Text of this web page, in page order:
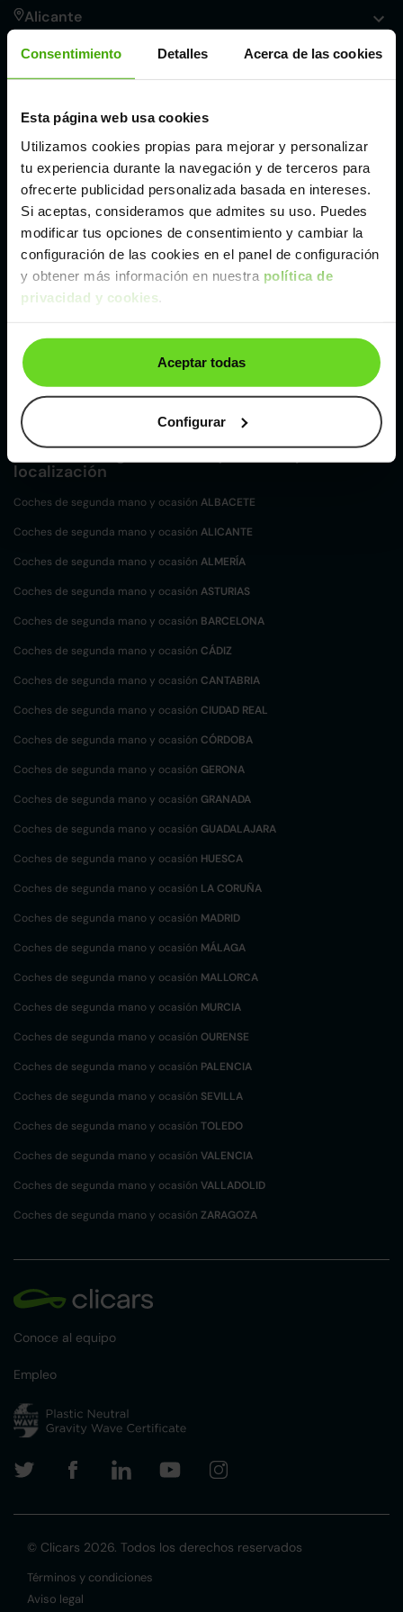
Consentimiento Detalles Acerca de las cookies
Esta página web usa cookies
Utilizamos cookies propias para mejorar y personalizar
tu experiencia durante la navegación y de terceros para
ofrecerte publicidad personalizada basada en intereses.
Si aceptas, consideramos que admites su uso. Puedes
modificar tus opciones de consentimiento y cambiar la
configuración de las cookies en el panel de configuración
y obtener más información en nuestra política de
privacidad y cookies
Aceptar todas
Configurar
Alicante
Madrid
Málaga
Valencia
Zaragoza
Ver Citroen Berlingo M1 de segunda mano y
ocasión
Citroen Berlingo M1 de segunda mano y ocasión
Coches desegunda mano y ocasión por
localización
Coches de segunda mano y ocasión ALBACETE
Coches de segunda mano y ocasión ALICANTE
Coches de segunda mano y ocasión ALMERÍA
Coches de segunda mano y ocasión ASTURIAS
Coches de segunda mano y ocasión BARCELONA
Coches de segunda mano y ocasión CÁDIZ
Coches de segunda mano y ocasión CANTABRIA
Coches de segunda mano y ocasión CIUDAD REAL
Coches de segunda mano y ocasión CÓRDOBA
Coches de segunda mano y ocasión GERONA
Coches de segunda mano y ocasión GRANADA
Coches de segunda mano y ocasión GUADALAJARA
Coches de segunda mano y ocasión HUESCA
Coches de segunda mano y ocasión LA CORUÑA
Coches de segunda mano y ocasión MADRID
Coches de segunda mano y ocasión MÁLAGA
Coches de segunda mano y ocasión MALLORCA
Coches de segunda mano y ocasión MURCIA
Coches de segunda mano y ocasión OURENSE
Coches de segunda mano y ocasión PALENCIA
Coches de segunda mano y ocasión SEVILLA
Coches de segunda mano y ocasión TOLEDO
Coches de segunda mano y ocasión VALENCIA
Coches de segunda mano y ocasión VALLADOLID
Coches de segunda mano y ocasión ZARAGOZA
Conoce al equipo
Empleo
© Clicars 2026. Todos los derechos reservados
Términos y condiciones
Aviso legal